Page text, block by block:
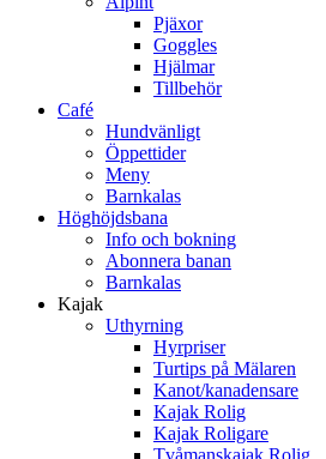
Pjäxor
Goggles
Hjälmar
Tillbehör
Café
Hundvänligt
Öppettider
Meny
Barnkalas
Höghöjdsbana
Info och bokning
Abonnera banan
Barnkalas
Kajak
Uthyrning
Hyrpriser
Turtips på Mälaren
Kanot/kanadensare
Kajak Rolig
Kajak Roligare
Tvåmanskajak Rolig